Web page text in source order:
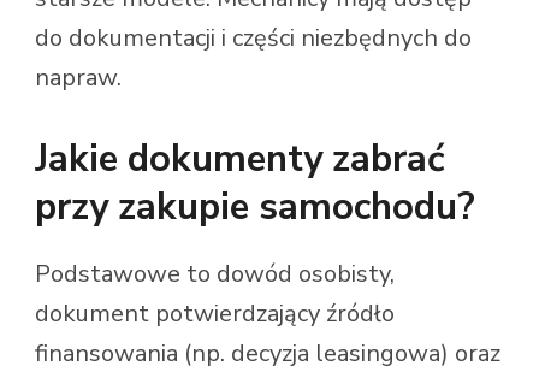
do dokumentacji i części niezbędnych do
napraw.
Jakie dokumenty zabrać
przy zakupie samochodu?
Podstawowe to dowód osobisty,
dokument potwierdzający źródło
finansowania (np. decyzja leasingowa) oraz